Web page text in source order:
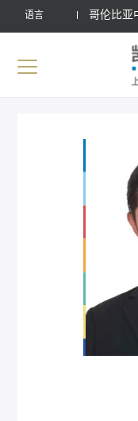
语言 哥伦比亚